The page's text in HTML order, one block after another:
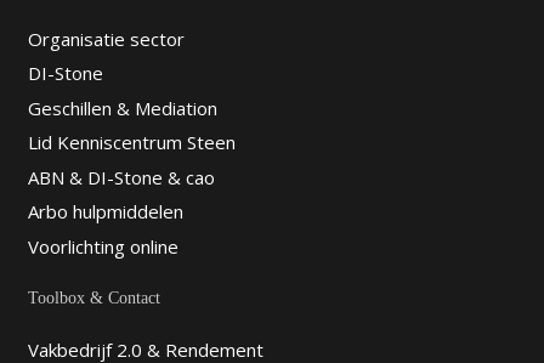
Organisatie sector
DI-Stone
Geschillen & Mediation
Lid Kenniscentrum Steen
ABN & DI-Stone & cao
Arbo hulpmiddelen
Voorlichting online
Toolbox & Contact
Vakbedrijf 2.0 & Rendement